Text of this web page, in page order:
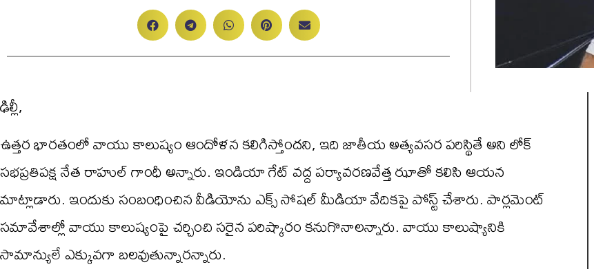
ఢిల్లీ,
ఉత్తర భారతంలో వాయు కాలుష్యం ఆందోళన కలిగిస్తోందని, ఇది జాతీయ అత్యవసర పరిస్థితే అని లోక్
సభప్రతిపక్ష నేత రాహుల్ గాంధీ అన్నారు. ఇండియా గేట్ వద్ద పర్యావరణవేత్త ఝాతో కలిసి ఆయన
మాట్లాడారు. ఇందుకు సంబంధించిన వీడియోను ఎక్స్ సోషల్ మీడియా వేదికపై పోస్ట్ చేశారు. పార్లమెంట్
సమావేశాల్లో వాయు కాలుష్యంపై చర్చించి సరైన పరిష్కారం కనుగొనాలన్నారు. వాయు కాలుష్యానికి
సామాన్యులే ఎక్కువగా బలవుతున్నారన్నారు.